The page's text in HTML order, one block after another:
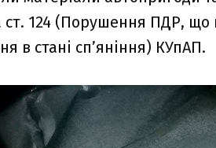
ст. 124 (Порушення ПДР,
в стані сп’яніння) КУпАП.